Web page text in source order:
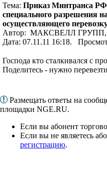
Тема: Приказ Минтранса РФ
специального разрешения
осуществляющего
Автор: МАКСВЕЛЛ ГРУПП,
Дата: 07.11.11 16:18.
Господа кто сталкивался с
Поделитесь - нужно
Размещать ответы на
площадки NGE.RU.
Если вы абонент
Если вы не являетесь
регистрацию.